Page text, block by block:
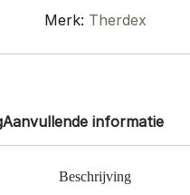
Merk: Therdex
Aanvullende informatie
Beschrijving